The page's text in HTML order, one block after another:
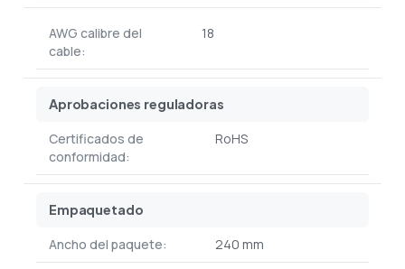
AWG calibre del
cable:
18
Aprobaciones reguladoras
Certificados de
conformidad:
RoHS
Empaquetado
Ancho del paquete: 240 mm